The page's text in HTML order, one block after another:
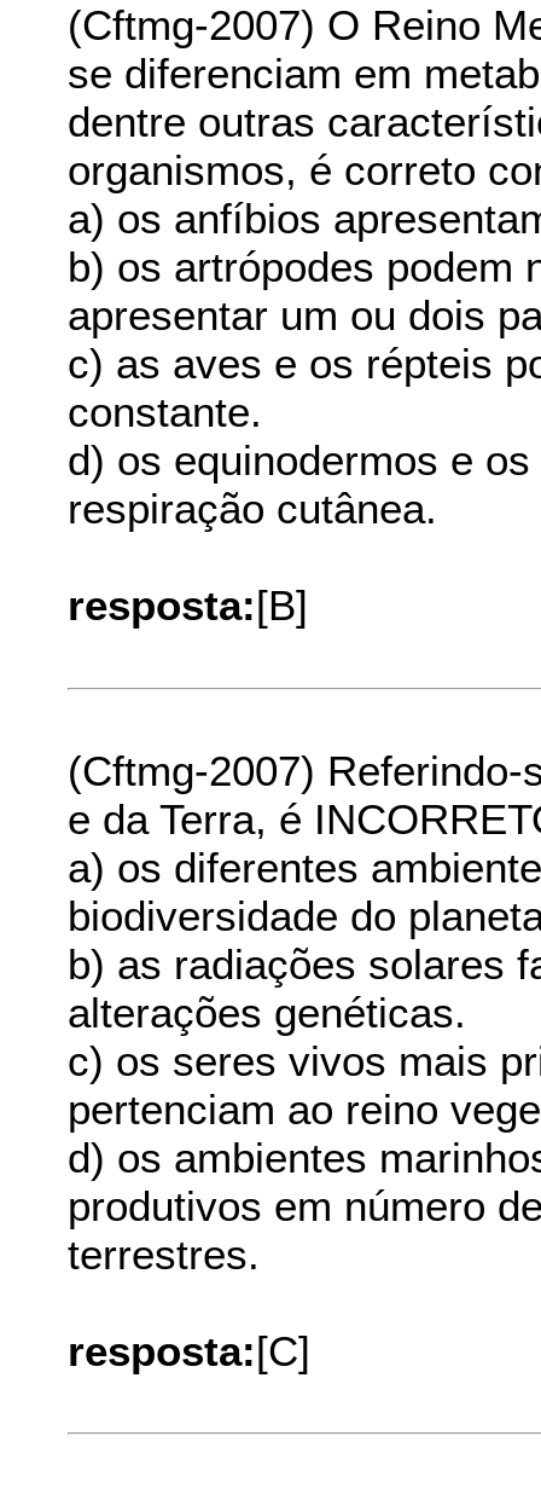
(Cftmg-2007) O Reino
se diferenciam em
dentre outras
organismos, é correto
a) os anfíbios
b) os artrópodes podem
apresentar um ou dois
c) as aves e os répteis
constante.
d) os equinodermos e
respiração cutânea.
resposta:[B]
(Cftmg-2007)
e da Terra, é
a) os diferentes
biodiversidade do
b) as radiações solares
alterações genéticas.
c) os seres vivos mais
pertenciam ao reino
d) os ambientes
produtivos em número
terrestres.
resposta:[C]